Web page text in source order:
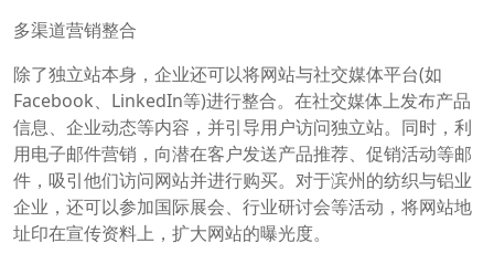
多渠道营销整合
除了独立站本身，企业还可以将网站与社交媒体平台(如
Facebook、LinkedIn等)进行整合。在社交媒体上发布产品
信息、企业动态等内容，并引导用户访问独立站。同时，利
用电子邮件营销，向潜在客户发送产品推荐、促销活动等邮
件，吸引他们访问网站并进行购买。对于滨州的纺织与铝业
企业，还可以参加国际展会、行业研讨会等活动，将网站地
址印在宣传资料上，扩大网站的曝光度。